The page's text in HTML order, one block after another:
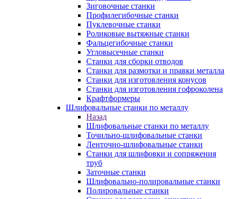
Зиговочные станки
Профилегибочные станки
Пуклевочные станки
Роликовые вытяжные станки
Фальцегибочные станки
Угловысечные станки
Станки для сборки отводов
Станки для размотки и правки металла
Станки для изготовления конусов
Станки для изготовления гофроколена
Крафтформеры
Шлифовальные станки по металлу
Назад
Шлифовальные станки по металлу
Точильно-шлифовальные станки
Ленточно-шлифовальные станки
Станки для шлифовки и сопряжения
труб
Заточные станки
Шлифовально-полировальные станки
Полировальные станки